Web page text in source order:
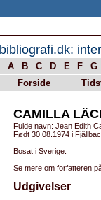
bibliografi.dk:
A B C D E F G
Forside
CAMILLA
Fulde navn: Jean Edith
Født 30.08.1974 i
Bosat i Sverige.
Se mere om forfatteren
Udgivelser